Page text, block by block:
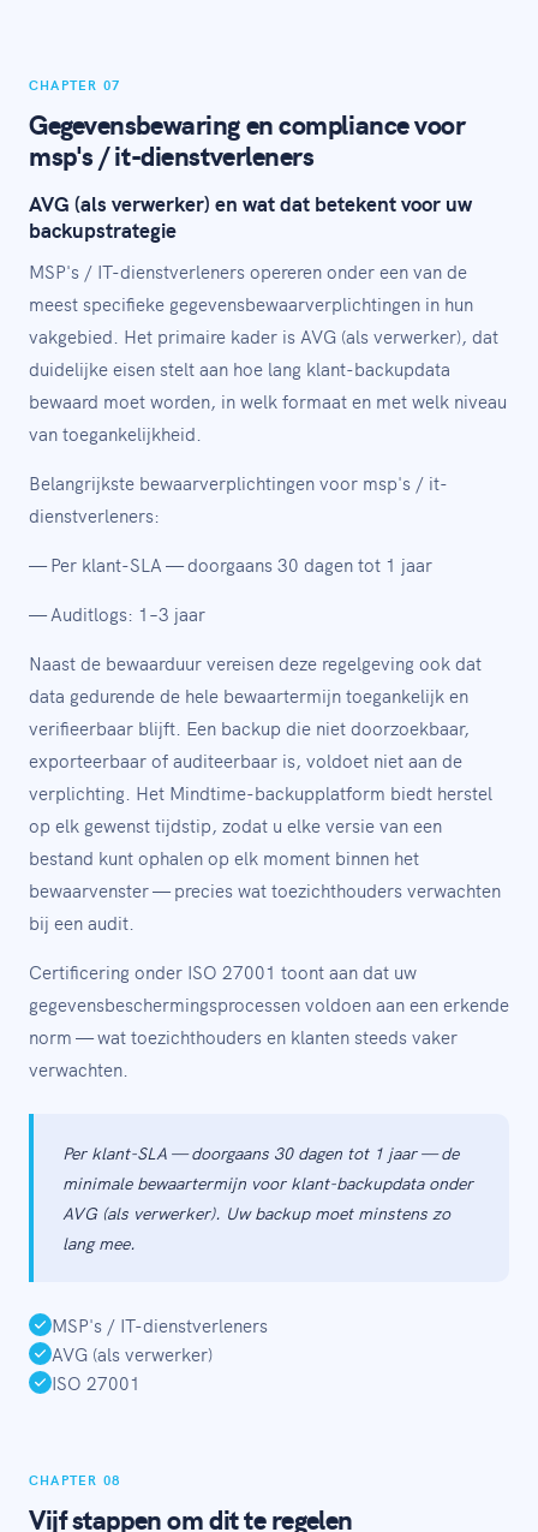
CHAPTER 07
Gegevensbewaring en compliance voor
msp's / it-dienstverleners
AVG (als verwerker) en wat dat betekent voor uw
backupstrategie
MSP's / IT-dienstverleners opereren onder een van de
meest specifieke gegevensbewaarverplichtingen in hun
vakgebied. Het primaire kader is AVG (als verwerker), dat
duidelijke eisen stelt aan hoe lang klant-backupdata
bewaard moet worden, in welk formaat en met welk niveau
van toegankelijkheid.
Belangrijkste bewaarverplichtingen voor msp's / it-
dienstverleners:
— Per klant-SLA — doorgaans 30 dagen tot 1 jaar
— Auditlogs: 1–3 jaar
Naast de bewaarduur vereisen deze regelgeving ook dat
data gedurende de hele bewaartermijn toegankelijk en
verifieerbaar blijft. Een backup die niet doorzoekbaar,
exporteerbaar of auditeerbaar is, voldoet niet aan de
verplichting. Het Mindtime-backupplatform biedt herstel
op elk gewenst tijdstip, zodat u elke versie van een
bestand kunt ophalen op elk moment binnen het
bewaarvenster — precies wat toezichthouders verwachten
bij een audit.
Certificering onder ISO 27001 toont aan dat uw
gegevensbeschermingsprocessen voldoen aan een erkende
norm — wat toezichthouders en klanten steeds vaker
verwachten.
Per klant-SLA — doorgaans 30 dagen tot 1 jaar — de
minimale bewaartermijn voor klant-backupdata onder
AVG (als verwerker). Uw backup moet minstens zo
lang mee.
MSP's / IT-dienstverleners
AVG (als verwerker)
ISO 27001
CHAPTER 08
Vijf stappen om dit te regelen